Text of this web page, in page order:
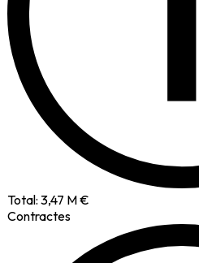
Total: 3,47 M €
Contractes